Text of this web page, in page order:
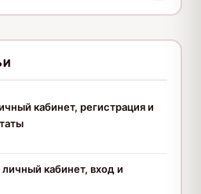
кабинет, регистрация и
кабинет, вход и